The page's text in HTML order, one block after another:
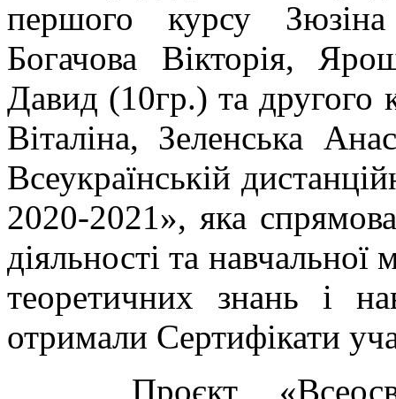
першого курсу
Богачова Вікторія,
Давид (10гр.) та другого
Віталіна, Зеленська
Всеукраїнській
2020-2021», яка
діяльності та навчальної
теоретичних знань і
отримали Сертифікати
Проєкт